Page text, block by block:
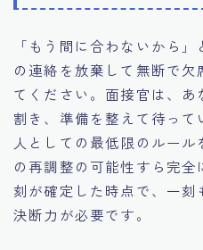
「もう間に合わないから
の連絡を放棄して無断で
てください。面接官は、
割き、準備を整えて待っ
人としての最低限のルー
の再調整の可能性すら完
刻が確定した時点で、一
決断力が必要です。